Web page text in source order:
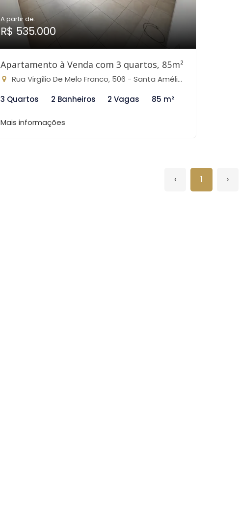
A partir de:
R$ 535.000
Apartamento à Venda com 3 quartos, 85m²
Rua Virgílio De Melo Franco, 506 - Santa Amélia, Belo Horizonte-MG
3 Quartos
2 Banheiros 2 Vagas 85 m²
Mais informações
‹ 1 ›